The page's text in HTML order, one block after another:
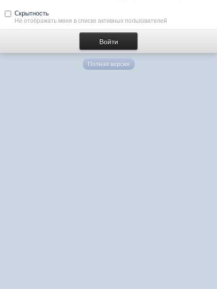
Скрытность
Не отображать меня в списке активных пользователей
Полная версия